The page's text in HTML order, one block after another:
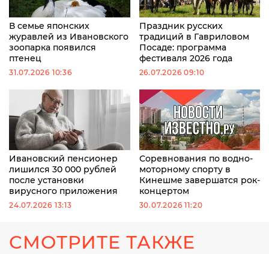
В семье японских
журавлей из Ивановского
зоопарка появился
птенец
31.07.2026 10:36
Праздник русских
традиций в Гавриловом
Посаде: программа
фестиваля 2026 года
26.07.2026 09:10
Ивановский пенсионер
лишился 30 000 рублей
после установки
вирусного приложения
24.07.2026 13:13
Соревнования по водно-
моторному спорту в
Кинешме завершатся рок-
концертом
30.07.2026 11:20
СМОТРИТЕ ТАКЖЕ